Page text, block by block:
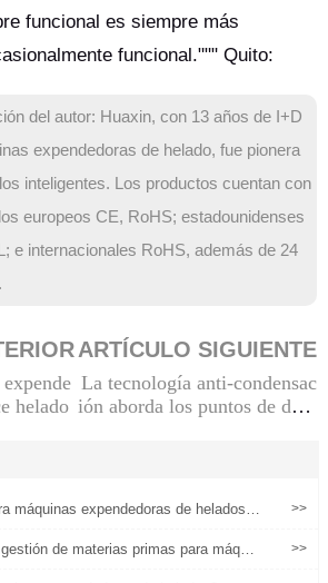
funcional es siempre más
funcional.""" Quito:
del autor: Huaxin, con 13 años de I+D
expendedoras de helado, fue pionera
inteligentes. Los productos cuentan con
europeos CE, RoHS; estadounidenses
e internacionales RoHS, además de 24
helado
ARTÍCULO SIGUIENTE
La tecnología anti-condensac
ión aborda los puntos de dolo
máquinas expendedoras de helados bl
>>
de materias primas para máquin
>>